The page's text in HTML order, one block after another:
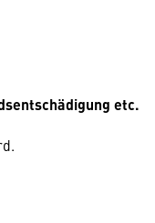
etc.